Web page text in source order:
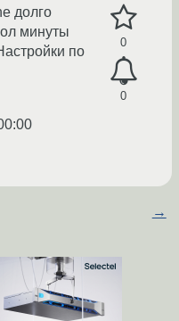
0
0
долго
минуты
по
→